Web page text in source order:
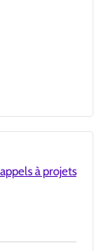
à projets